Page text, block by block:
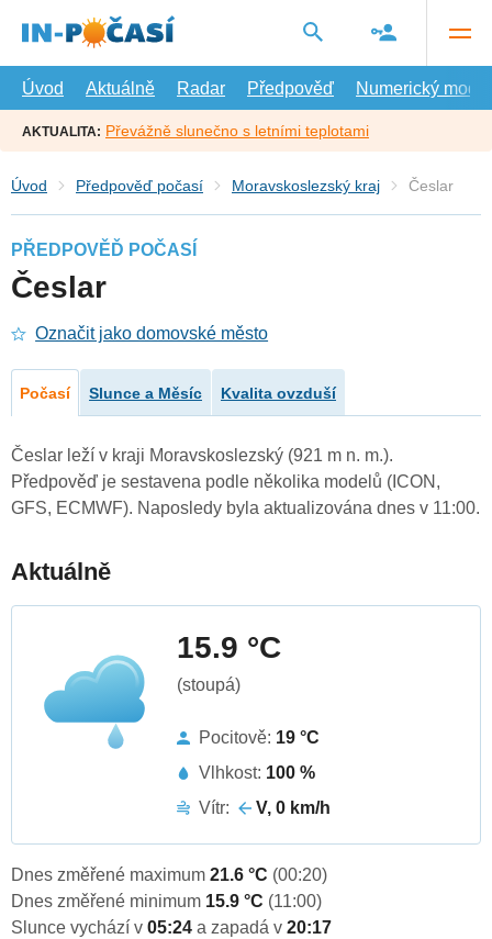
hlavní
Úvod
Aktuálně Radar Předpověď Numerický model
AKTUALITA: Převážně slunečno s letními teplotami
Úvod Předpověď počasí Moravskoslezský kraj Česlar
PŘEDPOVĚĎ POČASÍ
Česlar
Označit jako domovské město
Počasí Slunce a Měsíc Kvalita ovzduší
Česlar leží v kraji Moravskoslezský (921 m n. m.).
Předpověď je sestavena podle několika modelů (ICON,
GFS, ECMWF). Naposledy byla aktualizována dnes v 11:00.
Aktuálně
15.9 °C
(stoupá)
Pocitově: 19 °C
Vlhkost: 100 %
Vítr:
V, 0 km/h
Dnes změřené maximum 21.6 °C (00:20)
Dnes změřené minimum 15.9 °C (11:00)
Slunce vychází v 05:24 a zapadá v 20:17